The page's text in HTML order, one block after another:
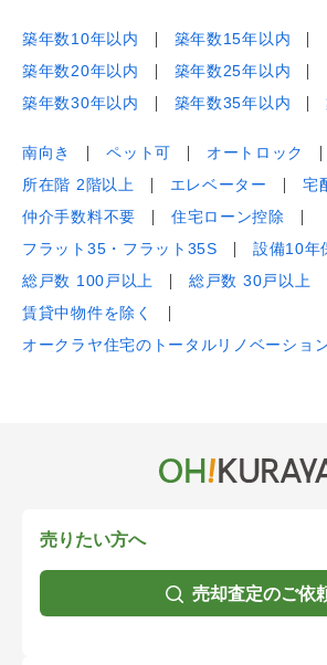
築年数10年以内
築年数15年以内
築年数20年以内
築年数25年以内
築年数30年以内
築年数35年以内
南向き ペット可
オートロック
所在階 2階以上
エレベーター
宅
仲介手数料不要
住宅ローン控除
フラット35・フラット35S
設備10年
総戸数 100戸以上
総戸数 30戸以上
賃貸中物件を除く
オークラヤ住宅のトータルリノベーショ
売りたい方へ
売却査定のご依